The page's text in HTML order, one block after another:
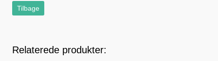
Tilbage
Relaterede produkter: